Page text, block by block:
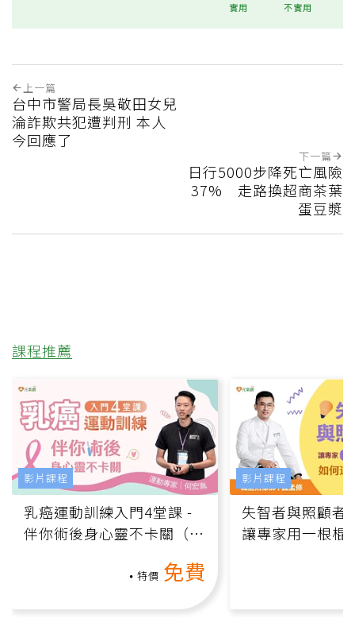
實用 不實用
上一篇
台中市警局長吳敬田女兒
淪詐欺共犯遭判刑 本人
今回應了
下一篇
日行5000步降死亡風險
37% 走路換超商茶葉
蛋豆漿
課程推薦
乳癌運動訓練入門4堂課 -
伴你術後身心靈不卡關（線
特價 免費
影片課程
失智者與照顧者
讓專家用一根棍
影片課程